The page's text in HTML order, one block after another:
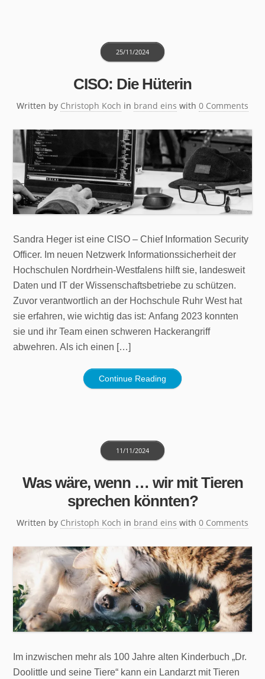
CISO: Die Hüterin
Written by Christoph Koch
25/11/2024
in brand eins with 0 Comments
Sandra Heger ist eine CISO – Chief Information Security
Officer. Im neuen Netzwerk Informationssicherheit der
Hochschulen Nordrhein-Westfalens hilft sie, landesweit
Daten und IT der Wissenschaftsbetriebe zu schützen.
Zuvor verantwortlich an der Hochschule Ruhr West hat
sie erfahren, wie wichtig das ist: Anfang 2023 konnten
sie und ihr Team einen schweren Hackerangriff
abwehren. Als ich einen […]
Continue Reading
Was wäre, wenn … wir mit Tieren
sprechen könnten?
Written by Christoph Koch
11/11/2024
in brand eins with 0 Comments
Im inzwischen mehr als 100 Jahre alten Kinderbuch „Dr.
Doolittle und seine Tiere“ kann ein Landarzt mit Tieren